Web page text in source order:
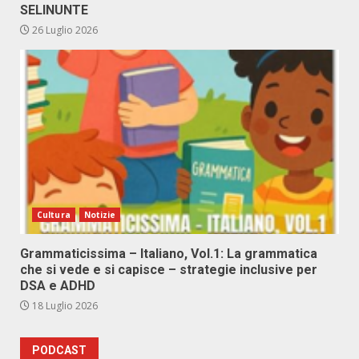
SELINUNTE
26 Luglio 2026
Cultura Notizie
Grammaticissima – Italiano, Vol.1: La grammatica
che si vede e si capisce – strategie inclusive per
DSA e ADHD
18 Luglio 2026
PODCAST